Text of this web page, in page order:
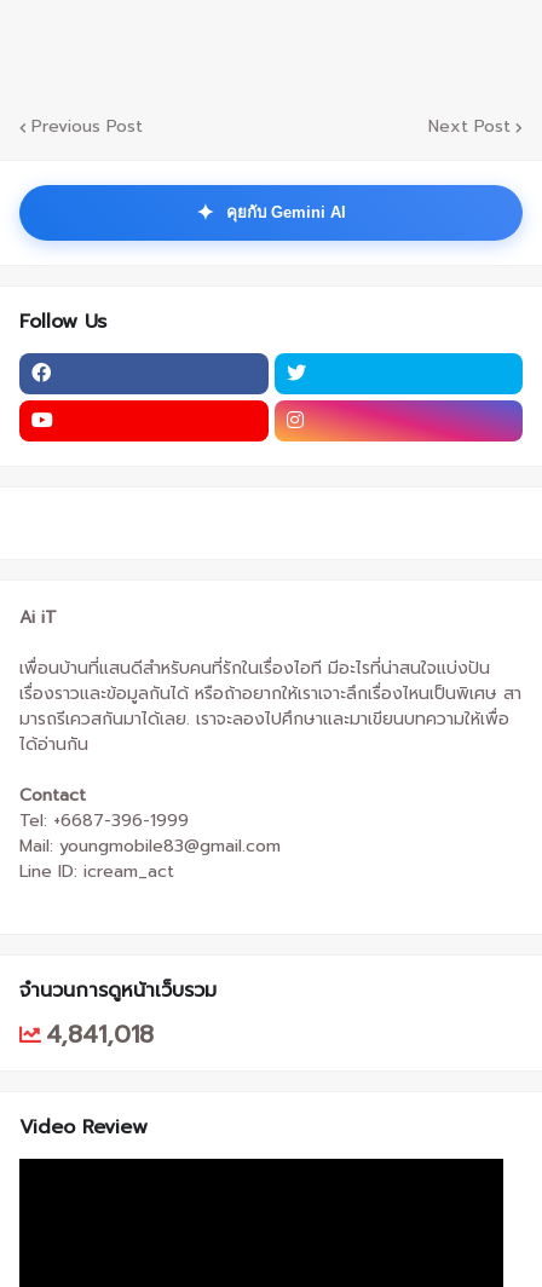
Previous Post Next Post
✦ คุยกับ Gemini AI
Follow Us
Ai iT
เพื่อนบ้านที่แสนดีสำหรับคนที่รักในเรื่องไอที มีอะไรที่น่าสนใจแบ่งปัน
เรื่องราวและข้อมูลกันได้ หรือถ้าอยากให้เราเจาะลึกเรื่องไหนเป็นพิเศษ สา
มารถรีเควสกันมาได้เลย. เราจะลองไปศึกษาและมาเขียนบทความให้เพื่อ
ได้อ่านกัน
Contact
Tel: +6687-396-1999
Mail: youngmobile83@gmail.com
Line ID: icream_act
จำนวนการดูหน้าเว็บรวม
4,841,018
Video Review